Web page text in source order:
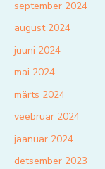
september 2024
august 2024
juuni 2024
mai 2024
märts 2024
veebruar 2024
jaanuar 2024
detsember 2023